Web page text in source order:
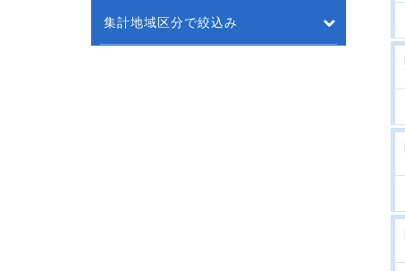
集計地域区分で絞込み